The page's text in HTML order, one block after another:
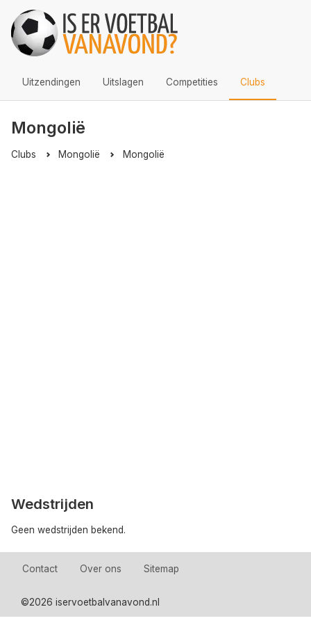
Uitzendingen Uitslagen Competities Clubs
Mongolië
Clubs Mongolië Mongolië
Wedstrijden
Geen wedstrijden bekend.
Contact Over ons Sitemap
©2026 iservoetbalvanavond.nl